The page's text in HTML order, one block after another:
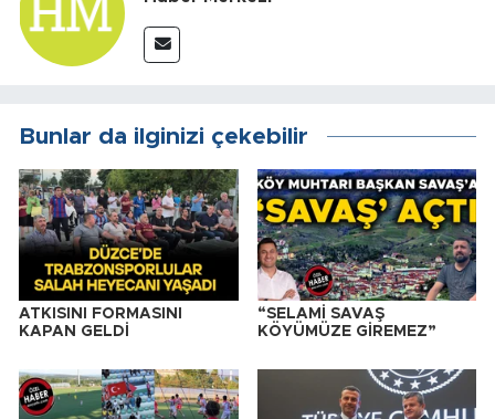
Bunlar da ilginizi çekebilir
ATKISINI FORMASINI
KAPAN GELDİ
“SELAMİ SAVAŞ
KÖYÜMÜZE GİREMEZ”